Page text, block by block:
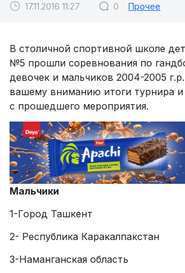
17.11.2016 11:27 0 Прочее
В столичной спортивной школе
№5 прошли соревнования по
девочек и мальчиков 2004-2005
вашему вниманию итоги турнира
с прошедшего мероприятия.
Мальчики
1-Город Ташкент
2- Республика Каракалпакстан
3-Наманганская область